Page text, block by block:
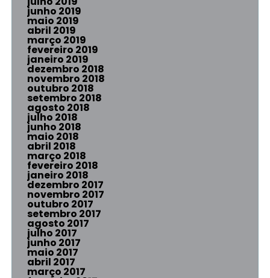
junho 2019
maio 2019
abril 2019
março 2019
fevereiro 2019
janeiro 2019
dezembro 2018
novembro 2018
outubro 2018
setembro 2018
agosto 2018
julho 2018
junho 2018
maio 2018
abril 2018
março 2018
fevereiro 2018
janeiro 2018
dezembro 2017
novembro 2017
outubro 2017
setembro 2017
agosto 2017
julho 2017
junho 2017
maio 2017
abril 2017
março 2017